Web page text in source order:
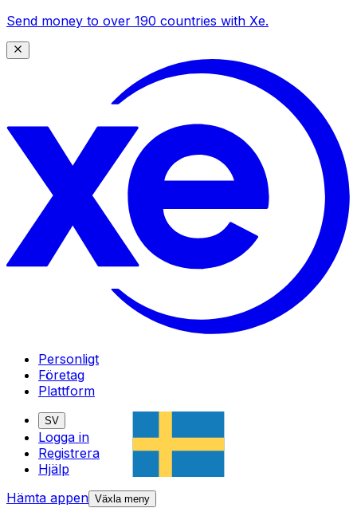
Send money to over 190 countries with Xe.
Personligt
Företag
Plattform
SV
Logga in
Registrera
Hjälp
Hämta appen Växla meny